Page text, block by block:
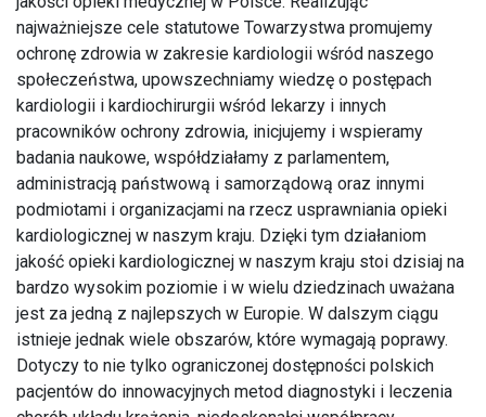
najważniejsze cele statutowe Towarzystwa promujemy
ochronę zdrowia w zakresie kardiologii wśród naszego
społeczeństwa, upowszechniamy wiedzę o postępach
kardiologii i kardiochirurgii wśród lekarzy i innych
pracowników ochrony zdrowia, inicjujemy i wspieramy
badania naukowe, współdziałamy z parlamentem,
administracją państwową i samorządową oraz innymi
podmiotami i organizacjami na rzecz usprawniania opieki
kardiologicznej w naszym kraju. Dzięki tym działaniom
jakość opieki kardiologicznej w naszym kraju stoi dzisiaj na
bardzo wysokim poziomie i w wielu dziedzinach uważana
jest za jedną z najlepszych w Europie. W dalszym ciągu
istnieje jednak wiele obszarów, które wymagają poprawy.
Dotyczy to nie tylko ograniczonej dostępności polskich
pacjentów do innowacyjnych metod diagnostyki i leczenia